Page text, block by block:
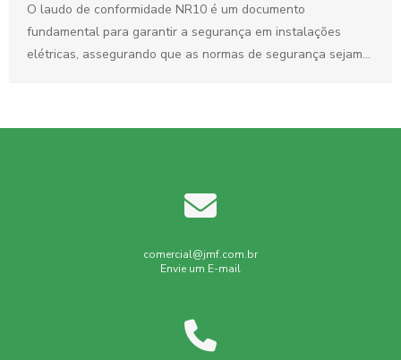
O laudo de conformidade NR10 é um documento
fundamental para garantir a segurança em instalações
elétricas, assegurando que as normas de segurança sejam
comercial@jmf.com.br
Envie um E-mail